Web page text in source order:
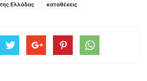
Ελλάδας καταθέσεις